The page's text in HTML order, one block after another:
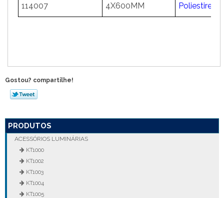
114007 4X600MM Poliestireno
Gostou? compartilhe!
PRODUTOS
ACESSÓRIOS LUMINÁRIAS
KT1000
KT1002
KT1003
KT1004
KT1005